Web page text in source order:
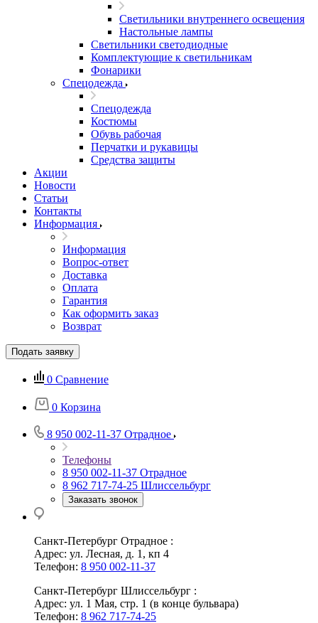
Светильники внутреннего освещения
Настольные лампы
Светильники светодиодные
Комплектующие к светильникам
Фонарики
Спецодежда
Спецодежда
Костюмы
Обувь рабочая
Перчатки и рукавицы
Средства защиты
Акции
Новости
Статьи
Контакты
Информация
Информация
Вопрос-ответ
Доставка
Оплата
Гарантия
Как оформить заказ
Возврат
Подать заявку
0 Сравнение
0 Корзина
8 950 002-11-37 Отрадное
Телефоны
8 950 002-11-37 Отрадное
8 962 717-74-25 Шлиссельбург
Заказать звонок
Санкт-Петербург Отрадное :
Адрес: ул. Лесная, д. 1, кп 4
Телефон: 8 950 002-11-37
Санкт-Петербург Шлиссельбург :
Адрес: ул. 1 Мая, стр. 1 (в конце бульвара)
Телефон: 8 962 717-74-25